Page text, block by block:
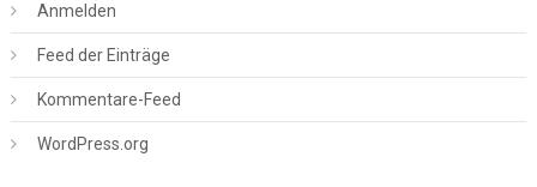
Anmelden
Feed der Einträge
Kommentare-Feed
WordPress.org